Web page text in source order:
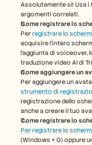
Assolutamente sì! Usa
argomenti correlati.
Come registrare lo
Per registrare lo
acquisire l'intero
l'aggiunta di voiceover,
traduzione video AI di
Come aggiungere un
strumento di
registrazione dello
anche a creare il tuo
Come registrare lo
Per registrare lo
(Windows + G) oppure